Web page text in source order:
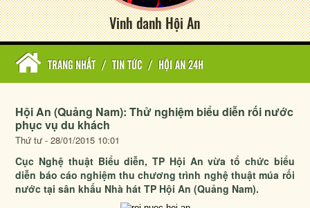
Vinh danh Hội An
TRANG NHẤT / TIN TỨC / HỘI AN 24H
Hội An (Quảng Nam): Thử nghiệm biểu diễn rối nước
phục vụ du khách
Thứ tư - 28/01/2015 10:01
Cục Nghệ thuật Biểu diễn, TP Hội An vừa tổ chức biểu
diễn báo cáo nghiệm thu chương trình nghệ thuật múa rối
nước tại sân khấu Nhà hát TP Hội An (Quảng Nam).